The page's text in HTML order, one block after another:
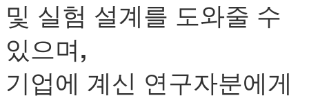
및 실험 설계를 도와줄 수
있으며,
기업에 계신 연구자분에게